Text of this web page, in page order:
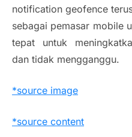
notification geofence
sebagai pemasar mobile
tepat untuk
dan tidak mengganggu.
*source image
*source content